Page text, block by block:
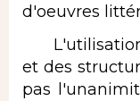
d'oeuvres
L'utilisation
et des
pas